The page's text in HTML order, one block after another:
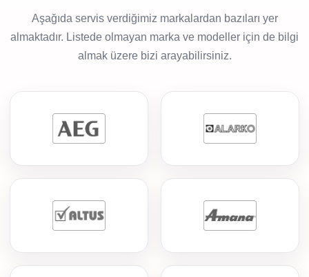
Aşağıda servis verdiğimiz markalardan bazıları yer
almaktadır. Listede olmayan marka ve modeller için de bilgi
almak üzere bizi arayabilirsiniz.